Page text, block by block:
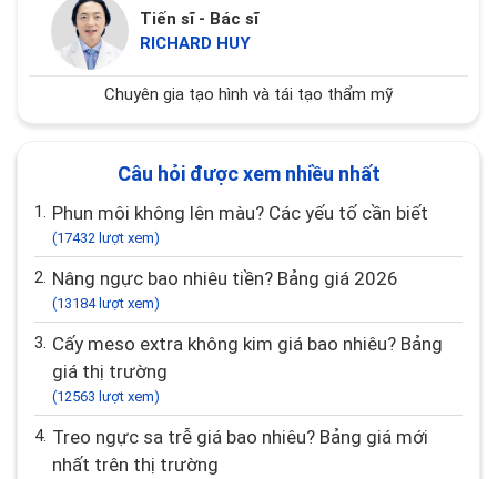
Tiến sĩ - Bác sĩ
RICHARD HUY
Chuyên gia tạo hình và tái tạo thẩm mỹ
Câu hỏi được xem nhiều nhất
1. Phun môi không lên màu? Các yếu tố cần biết
(17432 lượt xem)
2. Nâng ngực bao nhiêu tiền? Bảng giá 2026
(13184 lượt xem)
3. Cấy meso extra không kim giá bao nhiêu? Bảng
giá thị trường
(12563 lượt xem)
4. Treo ngực sa trễ giá bao nhiêu? Bảng giá mới
nhất trên thị trường